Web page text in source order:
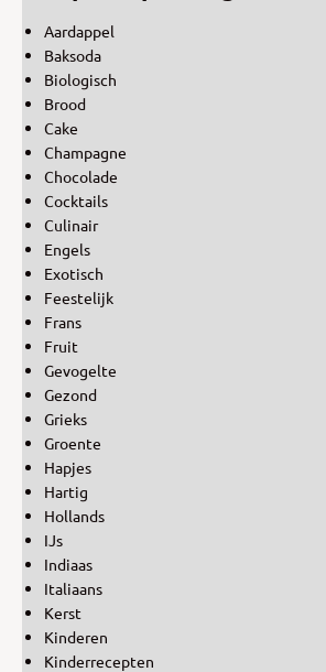
Aardappel
Baksoda
Biologisch
Brood
Cake
Champagne
Chocolade
Cocktails
Culinair
Engels
Exotisch
Feestelijk
Frans
Fruit
Gevogelte
Gezond
Grieks
Groente
Hapjes
Hartig
Hollands
IJs
Indiaas
Italiaans
Kerst
Kinderen
Kinderrecepten